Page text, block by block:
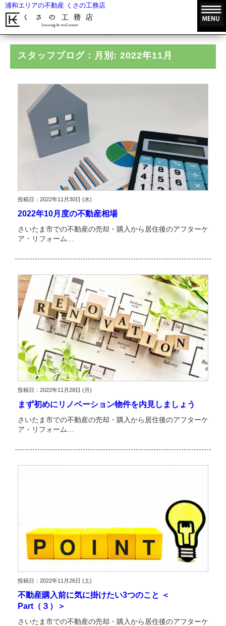
浦和エリアの不動産 くさの工務店
スタッフブログ：月別: 2022年11月
投稿日：2022年11月30日 (水)
2022年10月度の不動産相場
さいたま市での不動産の売却・購入から居住後のアフターケ
ア・リフォーム…
投稿日：2022年11月28日 (月)
まず初めにリノベーション物件を内見しましょう
さいたま市での不動産の売却・購入から居住後のアフターケ
ア・リフォーム…
投稿日：2022年11月26日 (土)
不動産購入前に気に掛けたい3つのこと ＜
Part（３）＞
さいたま市での不動産の売却・購入から居住後のアフターケ